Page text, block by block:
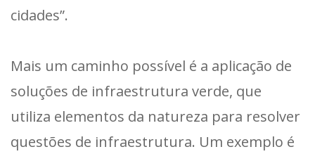
cidades”.
Mais um caminho possível é a aplicação de
soluções de infraestrutura verde, que
utiliza elementos da natureza para resolver
questões de infraestrutura. Um exemplo é